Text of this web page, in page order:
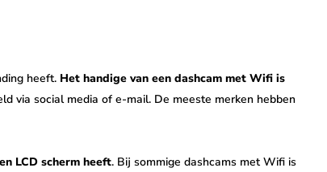
heeft. Het handige van een dashcam met Wifi is
via social media of e-mail. De meeste merken hebben
LCD scherm heeft. Bij sommige dashcams met Wifi is